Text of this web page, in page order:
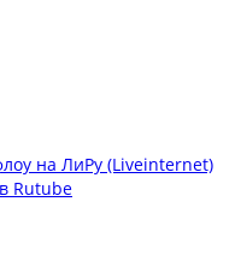
на ЛиРу (Liveinternet)
Rutube